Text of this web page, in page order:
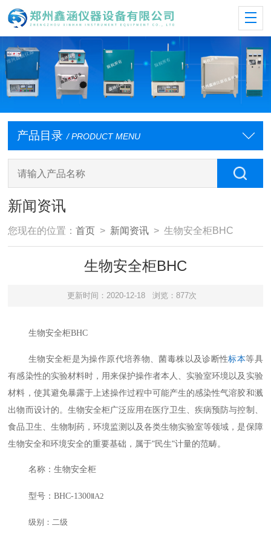
产品目录 / PRODUCT MENU
新闻资讯
您现在的位置：首页 > 新闻资讯 > 生物安全柜BHC
生物安全柜BHC
更新时间：2020-12-18 浏览：877次
生物安全柜BHC
生物安全柜是为操作原代培养物、菌毒株以及诊断性标本等具
有感染性的实验材料时，用来保护操作者本人、实验室环境以及实验
材料，使其避免暴露于上述操作过程中可能产生的感染性气溶胶和溅
出物而设计的。生物安全柜广泛应用在医疗卫生、疾病预防与控制、
食品卫生、生物制药，环境监测以及各类生物实验室等领域，是保障
生物安全和环境安全的重要基础，属于"民生"计量的范畴。
名称：生物安全柜
型号： BHC-1300ⅡA2
级别：二级